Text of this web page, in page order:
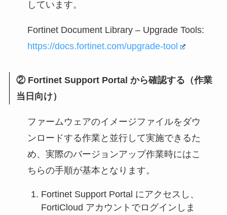
しています。
Fortinet Document Library – Upgrade Tools:
https://docs.fortinet.com/upgrade-tool
② Fortinet Support Portal から確認する（作業
当日向け）
ファームウェアのイメージファイルをダウ
ンロードする作業と並行して実施できるた
め、実際のバージョンアップ作業時にはこ
ちらの手順が基本となります。
Fortinet Support Portal にアクセスし、
FortiCloud アカウントでログインしま